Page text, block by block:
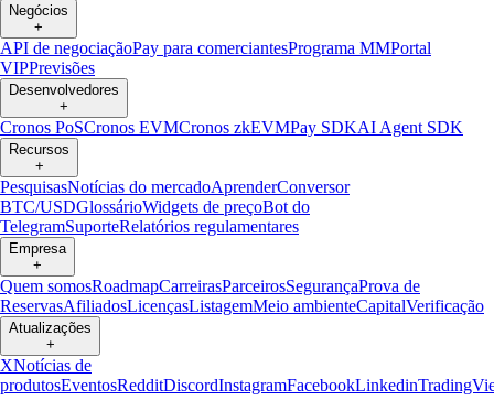
Negócios
+
API de negociaçãoPay para comerciantesPrograma MMPortal
VIPPrevisões
Desenvolvedores
+
Cronos PoSCronos EVMCronos zkEVMPay SDKAI Agent SDK
Recursos
+
PesquisasNotícias do mercadoAprenderConversor
BTC/USDGlossárioWidgets de preçoBot do
TelegramSuporteRelatórios regulamentares
Empresa
+
Quem somosRoadmapCarreirasParceirosSegurançaProva de
ReservasAfiliadosLicençasListagemMeio ambienteCapitalVerificação
Atualizações
+
XNotícias de
produtosEventosRedditDiscordInstagramFacebookLinkedin